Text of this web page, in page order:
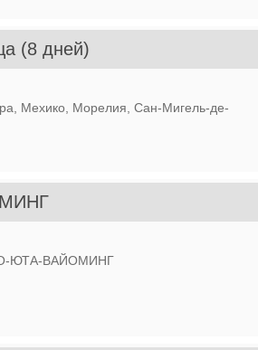
(8 дней)
Мехико, Морелия, Сан-Мигель-де-
ЮТА-ВАЙОМИНГ